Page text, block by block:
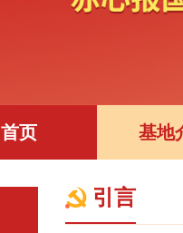
首页 基地
引言